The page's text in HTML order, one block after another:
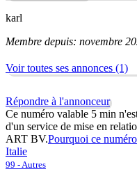
karl
Membre depuis: novembre
Voir toutes ses annonces (1)
Répondre à l'annonceur
Ce numéro valable 5 min
d'un service de mise en
ART BV.Pourquoi ce numéro
Italie
99 - Autres